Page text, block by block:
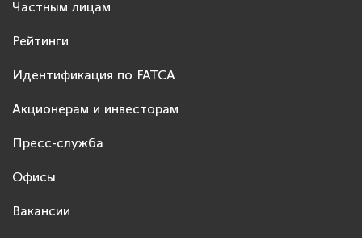
Частным лицам
Рейтинги
Идентификация по FATCA
Акционерам и инвесторам
Пресс-служба
Офисы
Вакансии